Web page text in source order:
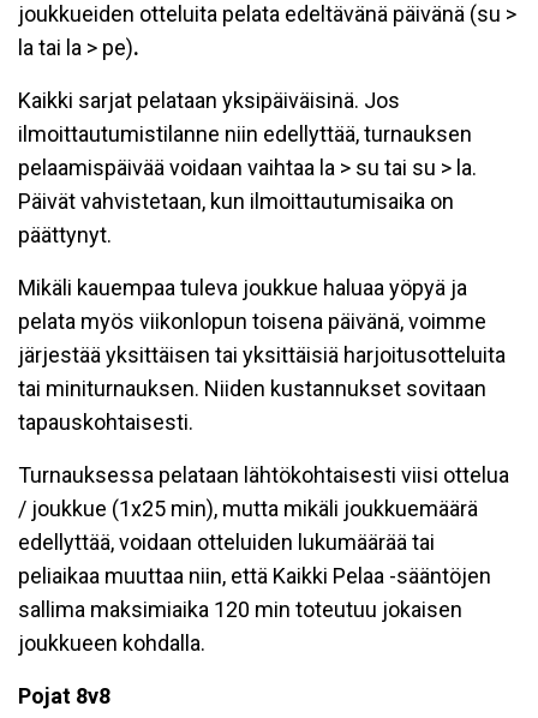
joukkueiden otteluita pelata edeltävänä päivänä (su >
la tai la > pe).
Kaikki sarjat pelataan yksipäiväisinä. Jos
ilmoittautumistilanne niin edellyttää, turnauksen
pelaamispäivää voidaan vaihtaa la > su tai su > la.
Päivät vahvistetaan, kun ilmoittautumisaika on
päättynyt.
Mikäli kauempaa tuleva joukkue haluaa yöpyä ja
pelata myös viikonlopun toisena päivänä, voimme
järjestää yksittäisen tai yksittäisiä harjoitusotteluita
tai miniturnauksen. Niiden kustannukset sovitaan
tapauskohtaisesti.
Turnauksessa pelataan lähtökohtaisesti viisi ottelua
/ joukkue (1x25 min), mutta mikäli joukkuemäärä
edellyttää, voidaan otteluiden lukumäärää tai
peliaikaa muuttaa niin, että Kaikki Pelaa -sääntöjen
sallima maksimiaika 120 min toteutuu jokaisen
joukkueen kohdalla.
Pojat 8v8